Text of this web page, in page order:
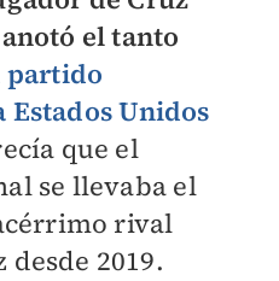
el tanto
partido
Unidos
que el
se llevaba el
rival
2019.